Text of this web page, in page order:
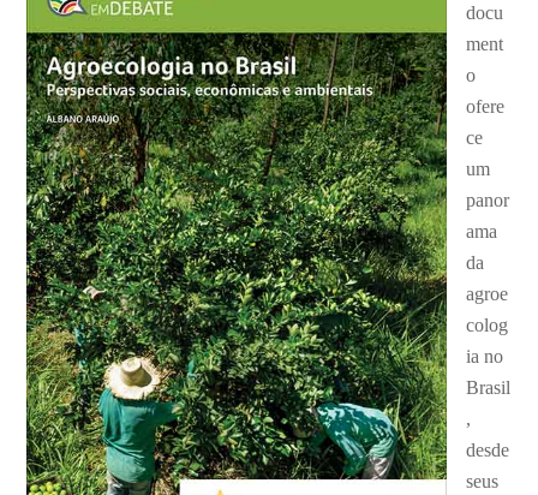
docu
ment
o
ofere
ce
um
panor
ama
da
agroe
colog
ia no
Brasil
,
desde
seus